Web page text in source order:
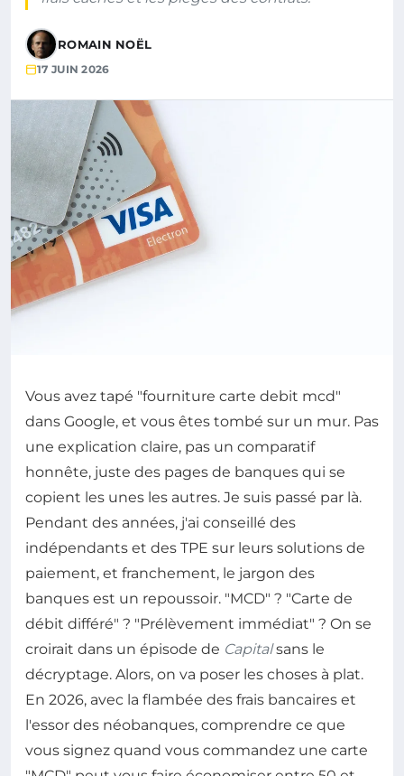
ROMAIN NOËL
17 JUIN 2026
Vous avez tapé "fourniture carte debit mcd"
dans Google, et vous êtes tombé sur un mur. Pas
une explication claire, pas un comparatif
honnête, juste des pages de banques qui se
copient les unes les autres. Je suis passé par là.
Pendant des années, j'ai conseillé des
indépendants et des TPE sur leurs solutions de
paiement, et franchement, le jargon des
banques est un repoussoir. "MCD" ? "Carte de
débit différé" ? "Prélèvement immédiat" ? On se
croirait dans un épisode de Capitalsans le
décryptage. Alors, on va poser les choses à plat.
En 2026, avec la flambée des frais bancaires et
l'essor des néobanques, comprendre ce que
vous signez quand vous commandez une carte